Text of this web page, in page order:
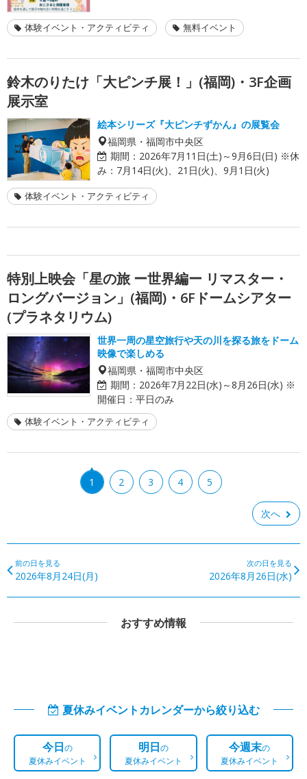
体験イベント・アクティビティ 無料イベント
鈴木のりたけ「大ピンチ展！」(福岡)・3F企画
展示室
絵本シリーズ『大ピンチずかん』の展覧会
福岡県・福岡市中央区
期間： 2026年7月11日(土)～9月6日(日) ※休
み：7月14日(火)、21日(火)、9月1日(火)
体験イベント・アクティビティ
特別上映会「星の旅 ー世界編ー リマスター・
ロングバージョン」(福岡)・6Fドームシアター
(プラネタリウム)
世界一周の星空旅行や天の川を探る旅をドーム
映像で楽しめる
福岡県・福岡市中央区
期間： 2026年7月22日(水)～8月26日(水) ※
開催日：平日のみ
体験イベント・アクティビティ
1 2 3 4 5
次へ
前の日を見る
2026年8月24日(月)
次の日を見る
2026年8月26日(水)
おすすめ情報
夏休みイベントカレンダーから絞り込む
今日の
夏休みイベント
明日の
夏休みイベント
今週末の
夏休みイベント